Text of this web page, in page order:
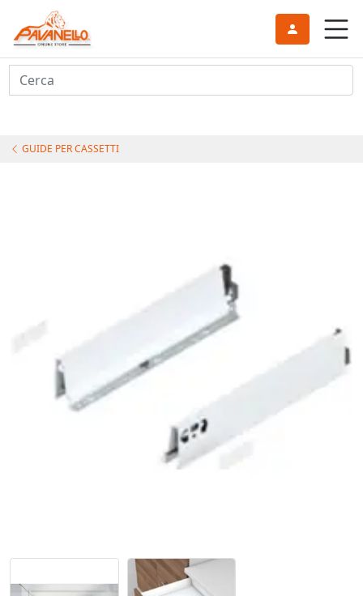
Cerca
GUIDE PER CASSETTI